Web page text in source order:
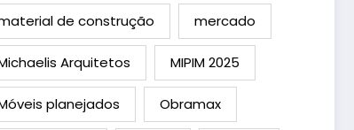
de construção mercado
Arquitetos MIPIM 2025
planejados Obramax